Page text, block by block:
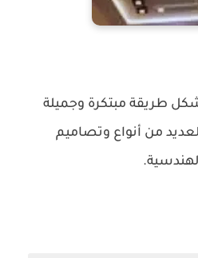
طريقة مبتكرة وجميلة
من أنواع وتصاميم